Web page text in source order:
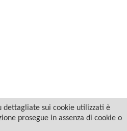
sui cookie utilizzati è
prosegue in assenza di cookie o